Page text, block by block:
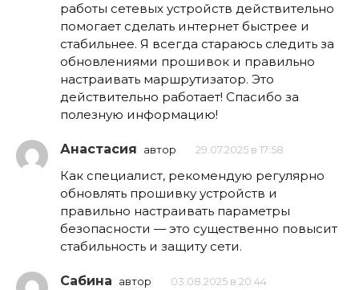
работы сетевых устройств действительно
помогает сделать интернет быстрее и
стабильнее. Я всегда стараюсь следить за
обновлениями прошивок и правильно
настраивать маршрутизатор. Это
действительно работает! Спасибо за
полезную информацию!
Анастасия автор 29.07.2025 в 17:58
Как специалист, рекомендую регулярно
обновлять прошивку устройств и
правильно настраивать параметры
безопасности — это существенно повысит
стабильность и защиту сети.
Сабина автор 03.08.2025 в 20:44